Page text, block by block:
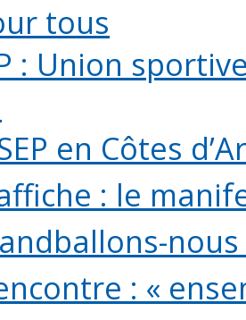
tous
: Union
en Côtes
: le
: «